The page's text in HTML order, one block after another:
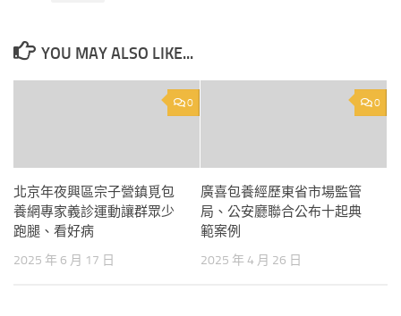
YOU MAY ALSO LIKE...
0
北京年夜興區宗子營鎮覓包
養網專家義診運動讓群眾少
跑腿、看好病
2025 年 6 月 17 日
0
廣喜包養經歷東省市場監管
局、公安廳聯合公布十起典
範案例
2025 年 4 月 26 日